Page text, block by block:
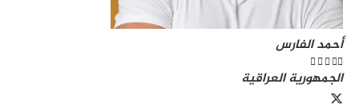
أحمد الفارس
   
الجمهورية العراقية